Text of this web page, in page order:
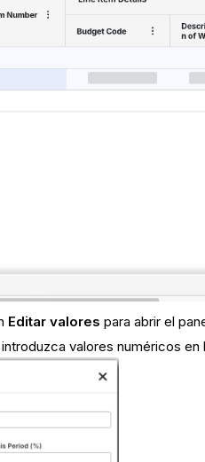
Editar valorespara abrir el
introduzca valores numéricos